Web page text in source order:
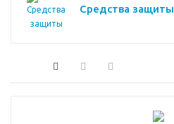
Средства защиты